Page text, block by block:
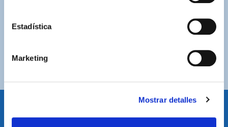
Estadística
Marketing
Mostrar detalles
Plataforma de pago segura a través de tarjeta o
PayPal.